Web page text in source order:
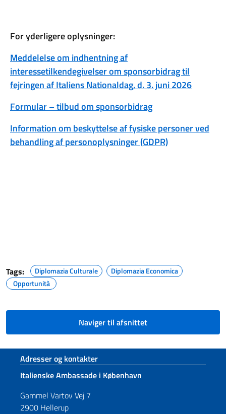
For yderligere oplysninger:
Meddelelse om indhentning af
interessetilkendegivelser om sponsorbidrag til
fejringen af Italiens Nationaldag, d. 3. juni 2026
Formular – tilbud om sponsorbidrag
Information om beskyttelse af fysiske personer ved
behandling af personoplysninger (GDPR)
Tags: Diplomazia Culturale
Diplomazia Economica
Opportunità
Naviger til afsnittet
Sidefod sektion
Adresser og kontakter
Italienske Ambassade i København
Gammel Vartov Vej 7
2900 Hellerup